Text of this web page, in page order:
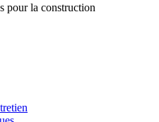
pour la construction